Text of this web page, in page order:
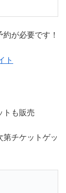
が必要です！
ト
トも販売
第チケットゲッ